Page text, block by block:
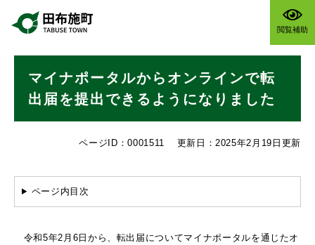
閲覧補助
マイナポータルからオンラインで転
出届を提出できるようになりました
ページID：0001511 更新日：2025年2月19日更新
ページ内目次
令和5年2月6日から、転出届についてマイナポータルを通じたオ